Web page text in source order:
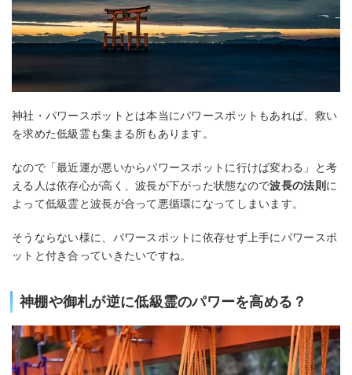
神社・パワースポットとは本当にパワースポットもあれば、救い
を求めた低級霊も集まる所もあります。
なので「最近運が悪いからパワースポットに行けば変わる」と考
える人は依存心が高く、波長が下がった状態なので波長の法則 に
よって低級霊と波長が合って悪循環になってしまいます。
そうならない様に、パワースポットに依存せず上手にパワースポ
ットと付き合っていきたいですね。
神棚や御札が逆に低級霊のパワーを高める？